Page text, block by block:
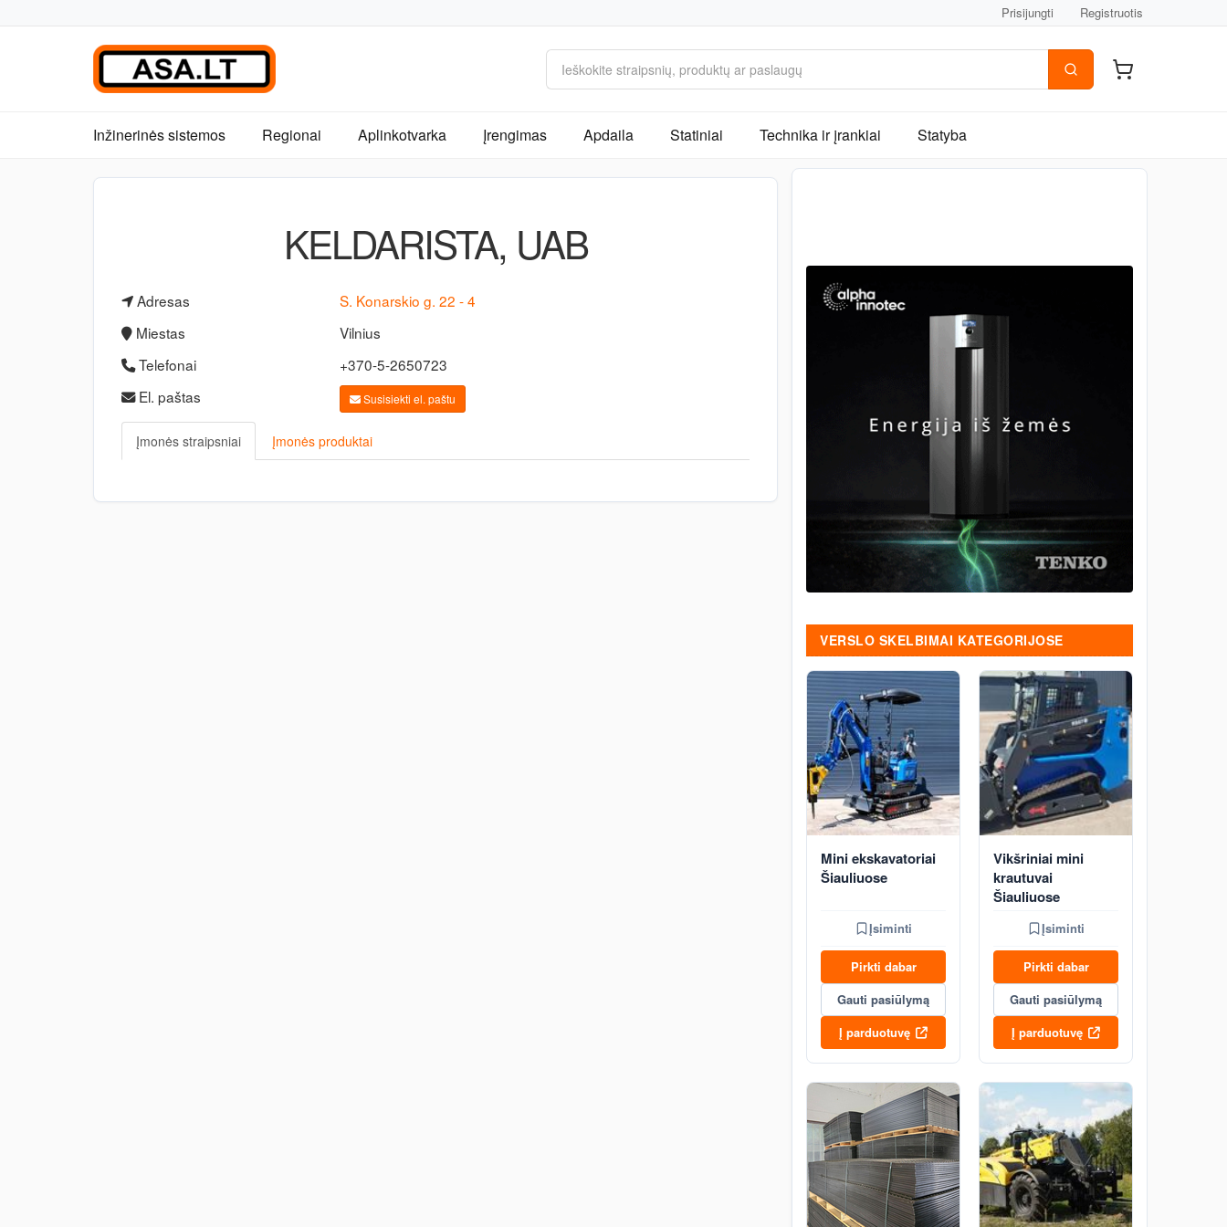
Prisijungti Registruotis
Inžinerinės sistemos Regionai Aplinkotvarka Įrengimas Apdaila Statiniai Technika ir įrankiai Statyba
KELDARISTA, UAB
Adresas
S. Konarskio g. 22 - 4
Miestas
Vilnius
Telefonai
+370-5-2650723
El. paštas
Susisiekti el. paštu
Įmonės straipsniai Įmonės produktai
VERSLO SKELBIMAI KATEGORIJOSE
Mini ekskavatoriai
Šiauliuose
Įsiminti
Pirkti dabar
Gauti pasiūlymą
Į parduotuvę
Vikšriniai mini
krautuvai
Šiauliuose
Įsiminti
Pirkti dabar
Gauti pasiūlymą
Į parduotuvę